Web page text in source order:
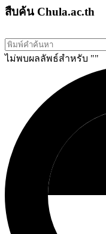
สืบค้น Chula.ac.th
ไม่พบผลลัพธ์สำหรับ ""